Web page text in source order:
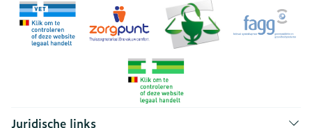
Juridische links